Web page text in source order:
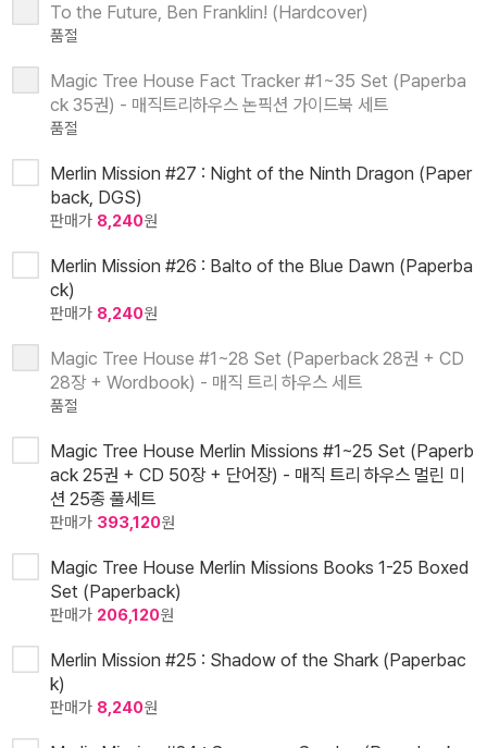
To the Future, Ben Franklin! (Hardcover)
품절
Magic Tree House Fact Tracker #1~35 Set (Paperba
ck 35권) - 매직트리하우스 논픽션 가이드북 세트
품절
Merlin Mission #27 : Night of the Ninth Dragon (Paper
back, DGS)
판매가 8,240원
Merlin Mission #26 : Balto of the Blue Dawn (Paperba
ck)
판매가 8,240원
Magic Tree House #1~28 Set (Paperback 28권 + CD
28장 + Wordbook) - 매직 트리 하우스 세트
품절
Magic Tree House Merlin Missions #1~25 Set (Paperb
ack 25권 + CD 50장 + 단어장) - 매직 트리 하우스 멀린 미
션 25종 풀세트
판매가 393,120원
Magic Tree House Merlin Missions Books 1-25 Boxed
Set (Paperback)
판매가 206,120원
Merlin Mission #25 : Shadow of the Shark (Paperbac
k)
판매가 8,240원